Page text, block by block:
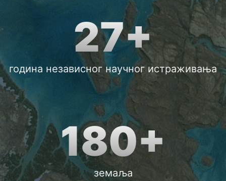
27+
година независног научног истраживања
180+
земаља